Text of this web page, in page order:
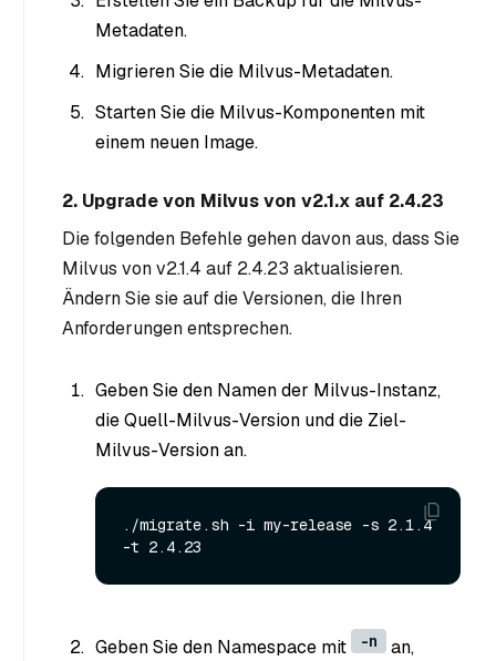
Metadaten.
Migrieren Sie die Milvus-Metadaten.
Starten Sie die Milvus-Komponenten mit
einem neuen Image.
2. Upgrade von Milvus von v2.1.x auf 2.4.23
Die folgenden Befehle gehen davon aus, dass Sie
Milvus von v2.1.4 auf 2.4.23 aktualisieren.
Ändern Sie sie auf die Versionen, die Ihren
Anforderungen entsprechen.
Geben Sie den Namen der Milvus-Instanz,
die Quell-Milvus-Version und die Ziel-
Milvus-Version an.
./migrate.sh -i my-release -s 2.1.4
Geben Sie den Namespace mit -n
an,